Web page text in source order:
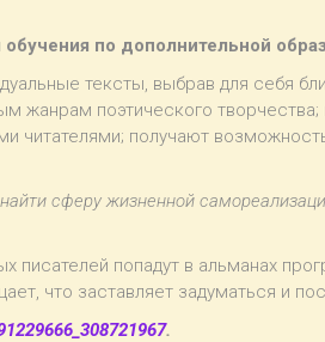
по дополнительной
тексты, выбрав для себя
жанрам поэтического
читателями; получают
сферу жизненной
попадут в альманах
что заставляет задуматься и
.